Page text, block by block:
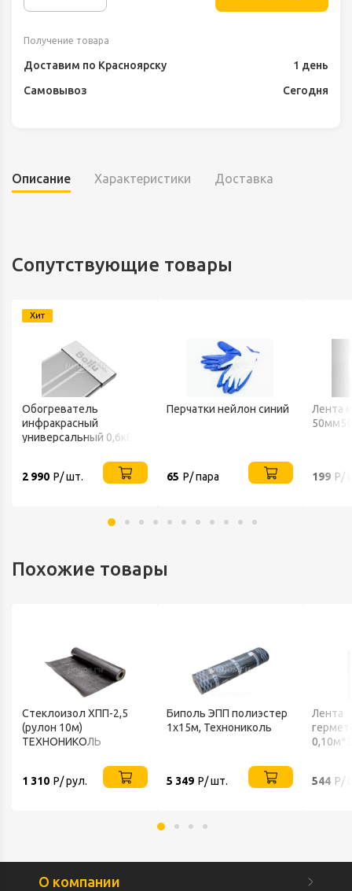
Получение товара
Доставим по Красноярску
1 день
Самовывоз
Сегодня
Описание Характеристики Доставка
Сопутствующие товары
Хит
Обогреватель
инфракрасный
универсальный 0,6кВт
2 990 Р/ шт.
Перчатки нейлон синий
65 Р/ пара
Лента
199 Р/
Похожие товары
Стеклоизол ХПП-2,5
(рулон 10м)
ТЕХНОНИКОЛЬ
1 310 Р/ рул.
Биполь ЭПП полиэстер
1х15м, Технониколь
5 349 Р/ шт.
Лента
544 Р/
О компании